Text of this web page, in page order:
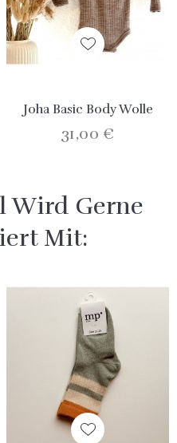
Joha Basic Body Wolle
31,00 €
Wird Gerne
Mit: